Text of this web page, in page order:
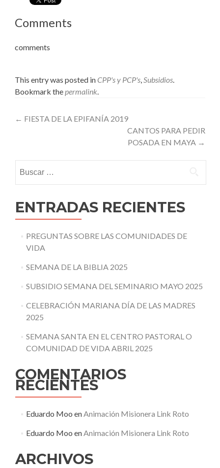
Comments
comments
This entry was posted in CPP's y PCP's,Subsidios.
Bookmark thepermalink.
Post
← FIESTA DE LA EPIFANÍA 2019
CANTOS PARA PEDIR
POSADA EN MAYA →
ENTRADAS RECIENTES
PREGUNTAS SOBRE LAS COMUNIDADES DE
VIDA
SEMANA DE LA BIBLIA 2025
SUBSIDIO SEMANA DEL SEMINARIO MAYO 2025
CELEBRACIÓN MARIANA DÍA DE LAS MADRES
2025
SEMANA SANTA EN EL CENTRO PASTORAL O
COMUNIDAD DE VIDA ABRIL 2025
COMENTARIOS
RECIENTES
Eduardo Moo enAnimación Misionera Link Roto
Eduardo Moo enAnimación Misionera Link Roto
ARCHIVOS